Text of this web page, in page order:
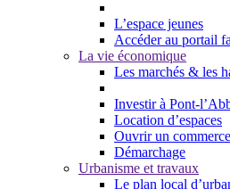
L’espace jeunes
Accéder au portail
La vie économique
Les marchés & les
Investir à Pont-
Location d’espaces
Ouvrir un
Démarchage
Urbanisme et travaux
Le plan local